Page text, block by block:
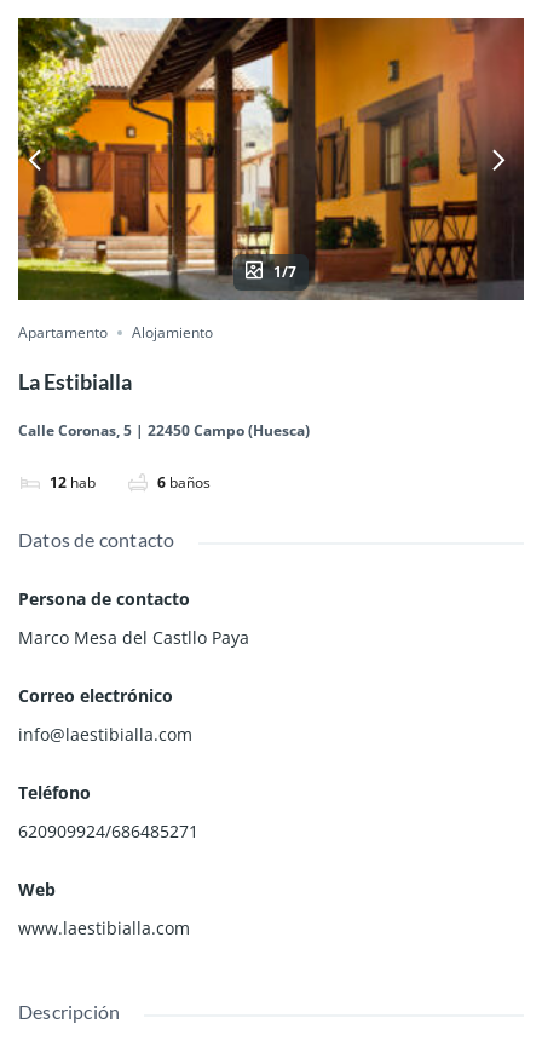
1/7
Apartamento Alojamiento
La Estibialla
Calle Coronas, 5 | 22450 Campo (Huesca)
12 hab 6 baños
Datos de contacto
Persona de contacto
Marco Mesa del Castllo Paya
Correo electrónico
info@laestibialla.com
Teléfono
620909924/686485271
Web
www.laestibialla.com
Descripción